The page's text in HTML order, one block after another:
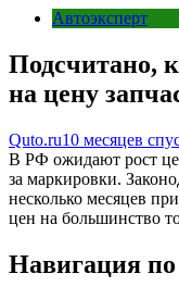
Автоэксперт
Подсчитано,
на цену
Quto.ru10 месяцев
В РФ ожидают рост
за маркировки.
несколько месяцев
цен на большинство
Навигация